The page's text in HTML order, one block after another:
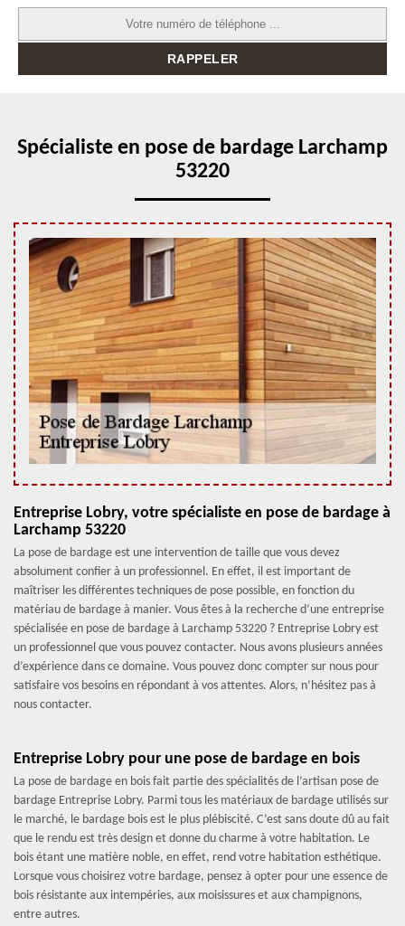
Spécialiste en pose de bardage Larchamp
53220
Entreprise Lobry, votre spécialiste en pose de bardage à
Larchamp 53220
La pose de bardage est une intervention de taille que vous devez
absolument confier à un professionnel. En effet, il est important de
maîtriser les différentes techniques de pose possible, en fonction du
matériau de bardage à manier. Vous êtes à la recherche d’une entreprise
spécialisée en pose de bardage à Larchamp 53220 ? Entreprise Lobry est
un professionnel que vous pouvez contacter. Nous avons plusieurs années
d’expérience dans ce domaine. Vous pouvez donc compter sur nous pour
satisfaire vos besoins en répondant à vos attentes. Alors, n’hésitez pas à
nous contacter.
Entreprise Lobry pour une pose de bardage en bois
La pose de bardage en bois fait partie des spécialités de l’artisan pose de
bardage Entreprise Lobry. Parmi tous les matériaux de bardage utilisés sur
le marché, le bardage bois est le plus plébiscité. C’est sans doute dû au fait
que le rendu est très design et donne du charme à votre habitation. Le
bois étant une matière noble, en effet, rend votre habitation esthétique.
Lorsque vous choisirez votre bardage, pensez à opter pour une essence de
bois résistante aux intempéries, aux moisissures et aux champignons,
entre autres.